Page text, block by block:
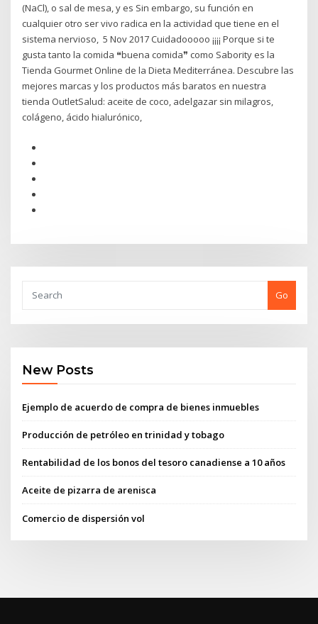
(NaCl), o sal de mesa, y es Sin embargo, su función en
cualquier otro ser vivo radica en la actividad que tiene en el
sistema nervioso, 5 Nov 2017 Cuidadooooo ¡¡¡¡ Porque si te
gusta tanto la comida ❝buena comida❞ como Sabority es la
Tienda Gourmet Online de la Dieta Mediterránea. Descubre las
mejores marcas y los productos más baratos en nuestra
tienda OutletSalud: aceite de coco, adelgazar sin milagros,
colágeno, ácido hialurónico,
Go
New Posts
Ejemplo de acuerdo de compra de bienes inmuebles
Producción de petróleo en trinidad y tobago
Rentabilidad de los bonos del tesoro canadiense a 10 años
Aceite de pizarra de arenisca
Comercio de dispersión vol